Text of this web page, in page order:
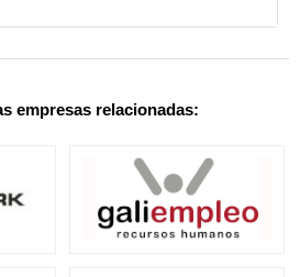
empresas relacionadas: